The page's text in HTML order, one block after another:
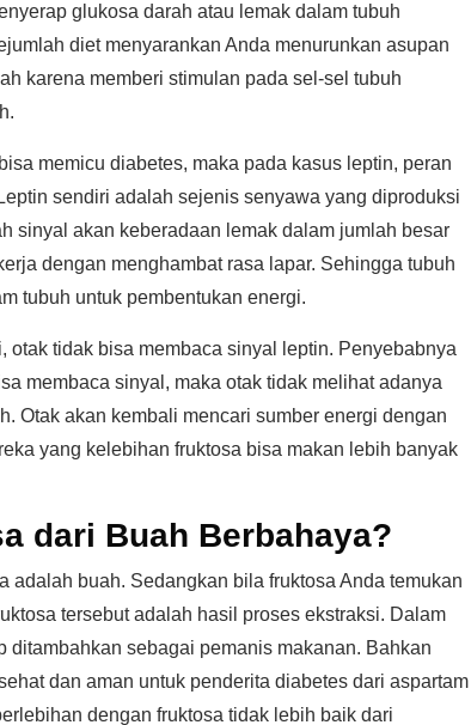
glukosa darah atau lemak dalam tubuh
diet menyarankan Anda menurunkan asupan
karena memberi stimulan pada sel-sel tubuh
memicu diabetes, maka pada kasus leptin, peran
sendiri adalah sejenis senyawa yang diproduksi
sinyal akan keberadaan lemak dalam jumlah besar
dengan menghambat rasa lapar. Sehingga tubuh
tubuh untuk pembentukan energi.
otak tidak bisa membaca sinyal leptin. Penyebabnya
membaca sinyal, maka otak tidak melihat adanya
Otak akan kembali mencari sumber energi dengan
yang kelebihan fruktosa bisa makan lebih banyak
dari Buah Berbahaya?
adalah buah. Sedangkan bila fruktosa Anda temukan
tersebut adalah hasil proses ekstraksi. Dalam
ditambahkan sebagai pemanis makanan. Bahkan
dan aman untuk penderita diabetes dari aspartam
dengan fruktosa tidak lebih baik dari